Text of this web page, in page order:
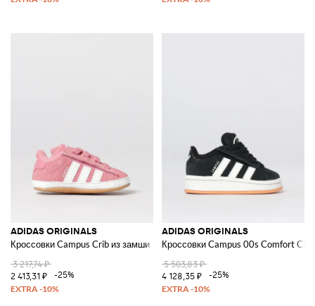
ADIDAS ORIGINALS
Кроссовки Campus Crib из замши
3 217,74 ₽
2 413,31 ₽
-25%
ADIDAS ORIGINALS
Кроссовки Campus 00s Comfort
5 503,83 ₽
4 128,35 ₽
-25%